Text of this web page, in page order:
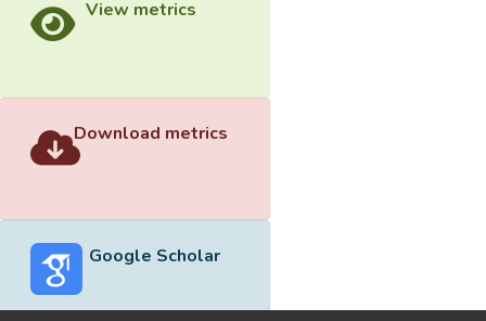
View metrics
Download metrics
Google Scholar